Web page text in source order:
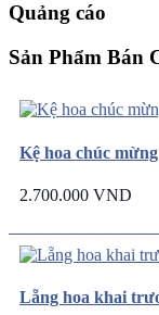
Quảng cáo
Sản Phẩm Bán
Kệ hoa chúc
2.700.000 VND
Lẵng hoa khai